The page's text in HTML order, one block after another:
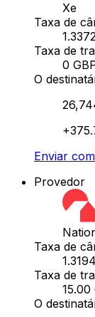
Xe
Taxa de
Taxa de
0
O
Enviar
Provedor
Taxa de
Taxa de
15.00
O